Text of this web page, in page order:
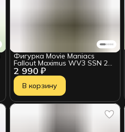
2 990 ₽
Фигурка Movie Maniacs
Fallout Maximus WV3 SSN 2
15см 41276
В корзину